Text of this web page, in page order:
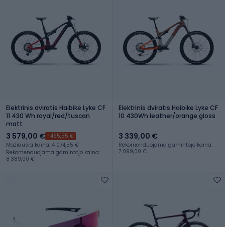
Elektrinis dviratis Haibike Lyke CF
11 430 Wh royal/red/tuscan
matt
3 579,00 € -495,55 €
Mažiausia kaina: 4 074,55 €
Rekomenduojama gamintojo kaina:
8 389,00 €
Elektrinis dviratis Haibike Lyke CF
10 430Wh leather/orange gloss
3 339,00 €
Rekomenduojama gamintojo kaina:
7 099,00 €